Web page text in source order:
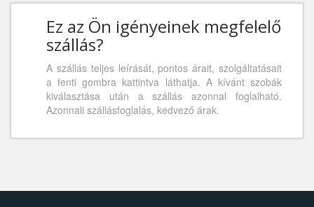
Ez az Ön igényeinek megfelelő
szállás?
A szállás teljes leírását, pontos árait, szolgáltatásait
a fenti gombra kattintva láthatja. A kívánt szobák
kiválasztása után a szállás azonnal foglalható.
Azonnali szállásfoglalás, kedvező árak.